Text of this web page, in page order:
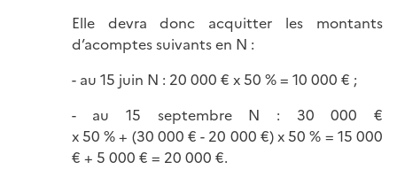
Elle devra donc acquitter les montants
d’acomptes suivants en N :
- au 15 juin N : 20 000 € x 50 % = 10 000 € ;
- au 15 septembre N : 30 000 €
x 50 % + (30 000 € - 20 000 €) x 50 % = 15 000
€ + 5 000 € = 20 000 €.